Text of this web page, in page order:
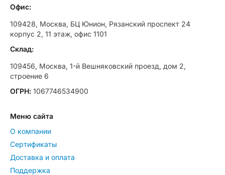
Офис:
109428, Москва, БЦ Юнион, Рязанский проспект 24
корпус 2, 11 этаж, офис 1101
Склад:
109456, Москва, 1-й Вешняковский проезд, дом 2,
строение 6
ОГРН: 1067746534900
Меню сайта
О компании
Сертификаты
Доставка и оплата
Поддержка